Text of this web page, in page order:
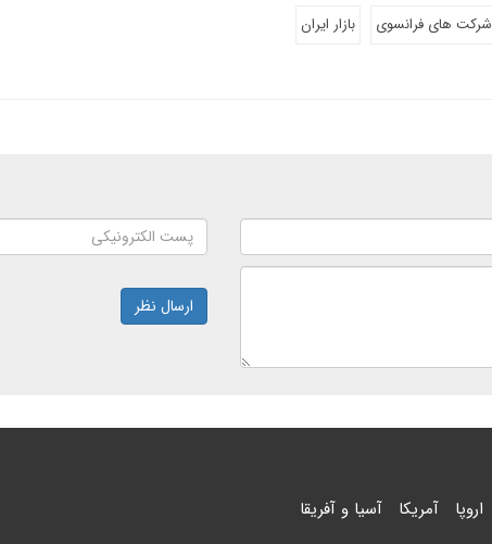
شرکت های فرانسوی بازار ایران
ارسال نظر
اروپا آمریکا آسیا و آفریقا